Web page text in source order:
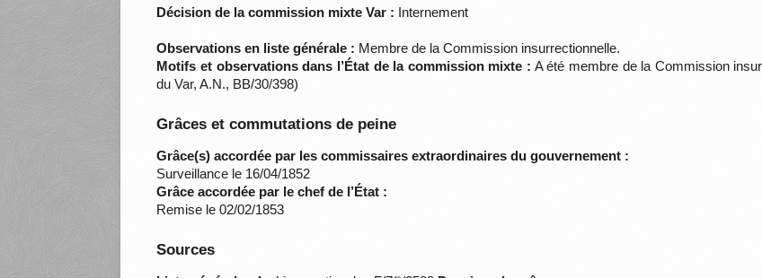
Décision de la commission mixte Var : Internement
Observations en liste générale : Membre de la Commission insurrectionnelle.
Motifs et observations dans l’État de la commission mixte : A été membre de la Commission
du Var, A.N., BB/30/398)
Grâces et commutations de peine
Grâce(s) accordée par les commissaires extraordinaires du gouvernement :
Surveillance le 16/04/1852
Grâce accordée par le chef de l’État :
Remise le 02/02/1853
Sources